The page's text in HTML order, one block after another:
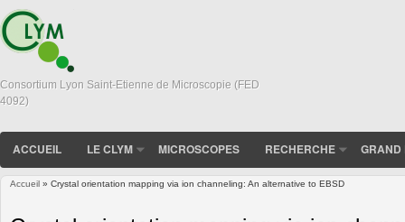
Consortium Lyon Saint-Etienne de Microscopie (FED
4092)
ACCUEIL LE CLYM MICROSCOPES RECHERCHE GRAND
Accueil » Crystal orientation mapping via ion channeling: An alternative to EBSD